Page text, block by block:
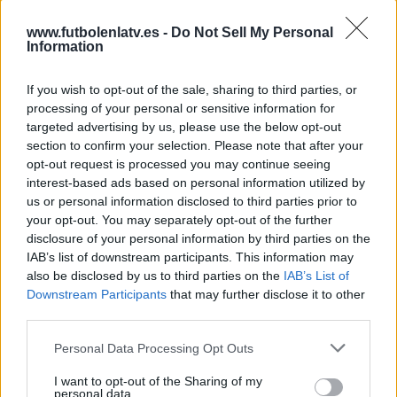
www.futbolenlatv.es - Do Not Sell My Personal
Information
If you wish to opt-out of the sale, sharing to third parties, or
processing of your personal or sensitive information for
targeted advertising by us, please use the below opt-out
section to confirm your selection. Please note that after your
opt-out request is processed you may continue seeing
interest-based ads based on personal information utilized by
us or personal information disclosed to third parties prior to
your opt-out. You may separately opt-out of the further
disclosure of your personal information by third parties on the
IAB’s list of downstream participants. This information may
also be disclosed by us to third parties on the IAB’s List of
Downstream Participants that may further disclose it to other
Personal Data Processing Opt Outs
I want to opt-out of the Sharing of my
personal data.
DATOS ESTADÍSTICOS DEL EQUIPO VALENCIA CF EN
A fecha de hoy07/08/2026y desde que esta web recoge los datos
estadísticos de cuándo y dónde se televisan los partidos deFútboldel
equipoValencia CFenEspaña, que fue el21/12/2012 , podemos dar los
siguientes datos:
725
PARTIDOS TELEVISADOS
206 partidos en abierto
519 partidos de pago
71,59%
ÚLTIMO PARTIDO EN ABIERTO
Stoke City - Valencia CF